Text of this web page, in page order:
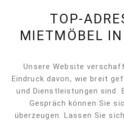
TOP-
MIETMÖBEL
Unsere Website
Eindruck davon, wie breit
und Dienstleistungen sind.
Gespräch können Sie
überzeugen. Lassen Sie